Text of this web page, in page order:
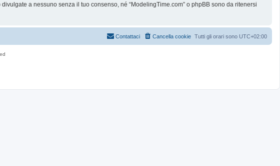
a nessuno senza il tuo consenso, né “ModelingTime.com” o phpBB sono da ritenersi
Tutti gli orari sono UTC+02:00
Cancella cookie
Contattaci